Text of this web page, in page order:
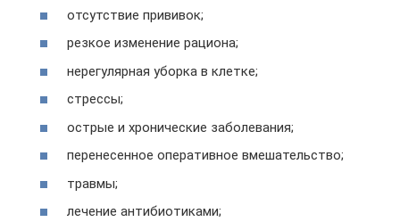
отсутствие прививок;
резкое изменение рациона;
нерегулярная уборка в клетке;
стрессы;
острые и хронические заболевания;
перенесенное оперативное вмешательство;
травмы;
лечение антибиотиками;